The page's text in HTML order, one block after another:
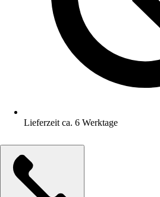
Lieferzeit ca. 6 Werktage